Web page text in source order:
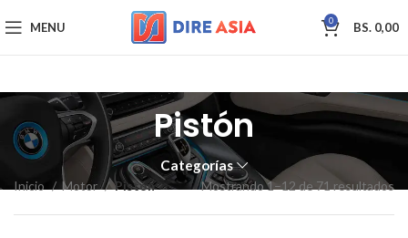
MENU 0 BS. 0,00
Pistón
Categorías
Inicio Motor Pistón Mostrando 1–12 de 71 resultados